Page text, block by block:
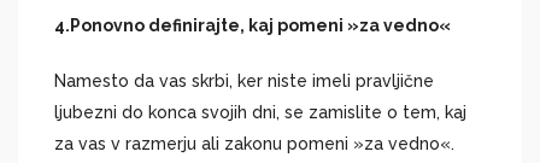
4.Ponovno definirajte, kaj pomeni »za vedno«
Namesto da vas skrbi, ker niste imeli pravljične
ljubezni do konca svojih dni, se zamislite o tem, kaj
za vas v razmerju ali zakonu pomeni »za vedno«.